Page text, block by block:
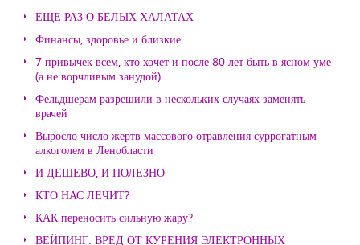
ЕЩЕ РАЗ О БЕЛЫХ ХАЛАТАХ
Финансы, здоровье и близкие
7 привычек всем, кто хочет и после 80 лет быть в ясном уме
(а не ворчливым занудой)
Фельдшерам разрешили в нескольких случаях заменять
врачей
Выросло число жертв массового отравления суррогатным
алкоголем в Ленобласти
И ДЕШЕВО, И ПОЛЕЗНО
КТО НАС ЛЕЧИТ?
КАК переносить сильную жару?
ВЕЙПИНГ: ВРЕД ОТ КУРЕНИЯ ЭЛЕКТРОННЫХ